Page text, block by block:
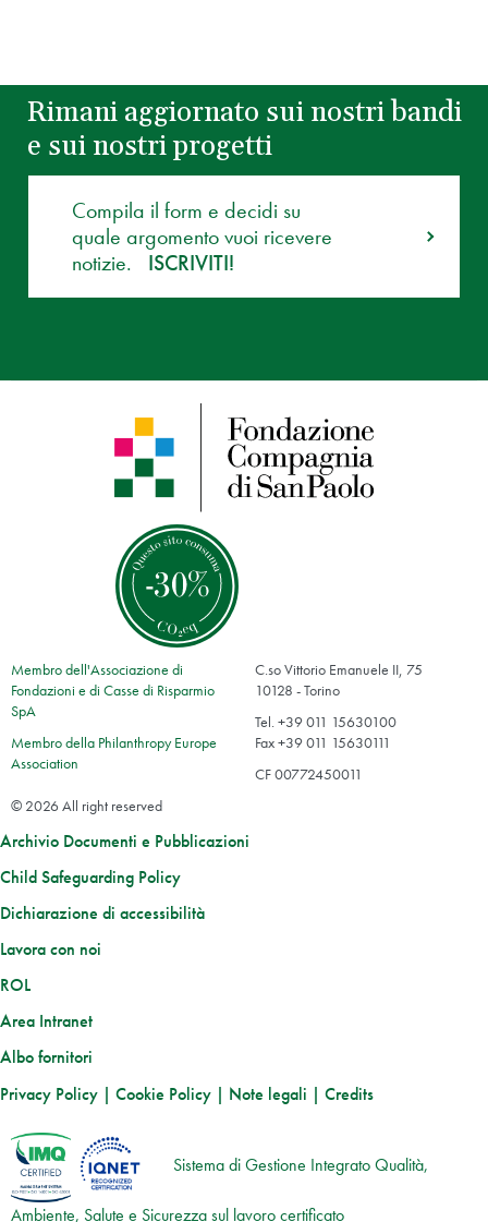
Rimani aggiornato sui nostri bandi
e sui nostri progetti
Compila il form e decidi su
quale argomento vuoi ricevere
notizie.
ISCRIVITI!
Membro dell'Associazione di
Fondazioni e di Casse di Risparmio
SpA
Membro della Philanthropy Europe
Association
C.so Vittorio Emanuele II, 75
10128 - Torino
Tel. +39 011 15630100
Fax +39 011 15630111
CF 00772450011
© 2026 All right reserved
Archivio Documenti e Pubblicazioni
Child Safeguarding Policy
Dichiarazione di accessibilità
Lavora con noi
ROL
Area Intranet
Albo fornitori
Privacy Policy | Cookie Policy | Note legali | Credits
Sistema di Gestione Integrato Qualità,
Ambiente, Salute e Sicurezza sul lavoro certificato